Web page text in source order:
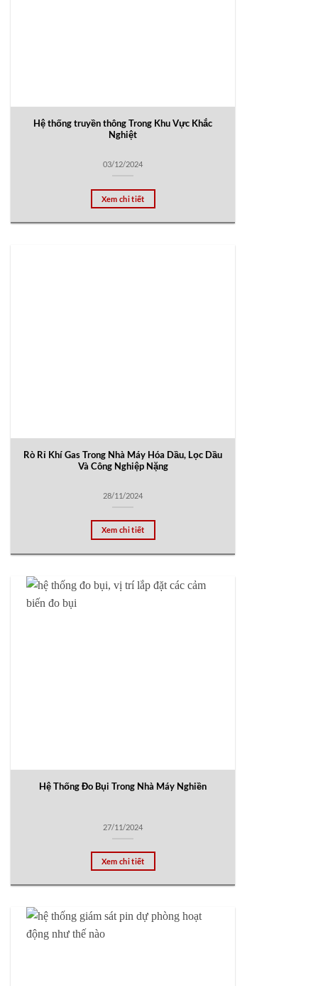
Hệ thống truyền thông Trong Khu Vực Khắc
Nghiệt
03/12/2024
Xem chi tiết
Rò Rỉ Khí Gas Trong Nhà Máy Hóa Dầu, Lọc Dầu
Và Công Nghiệp Nặng
28/11/2024
Xem chi tiết
Hệ Thống Đo Bụi Trong Nhà Máy Nghiền
27/11/2024
Xem chi tiết